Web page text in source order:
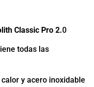
Classic Pro 2.0
todas las
y acero inoxidable